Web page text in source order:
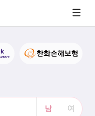
남 여